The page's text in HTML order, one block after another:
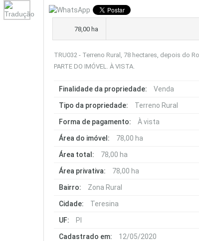
78,00 ha
TRU032 - Terreno Rural, 78 hectares, depois do
PARTE DO IMÓVEL. À VISTA.
Finalidade da propriedade: Venda
Tipo da propriedade: Terreno Rural
Forma de pagamento: À vista
Área do imóvel: 78,00 ha
Área total: 78,00 ha
Área privativa: 78,00 ha
Bairro: Zona Rural
Cidade: Teresina
UF: PI
Cadastrado em: 12/05/2020